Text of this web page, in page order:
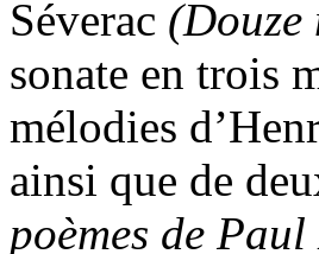
Séverac (Douze
sonate en trois
mélodies
ainsi que de
poèmes de